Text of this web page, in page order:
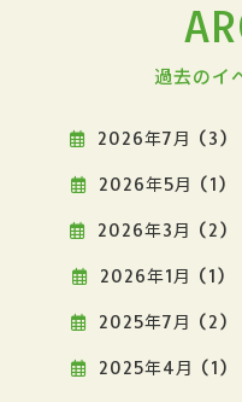
過去のイ
2026年7月 (3)
2026年5月 (1)
2026年3月 (2)
2026年1月 (1)
2025年7月 (2)
2025年4月 (1)